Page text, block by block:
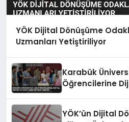
YÖK Dijital Dönüşüme
Uzmanları Yetiştiriliyor
Karabük
Öğrencilerine
YÖK’ün Dijital